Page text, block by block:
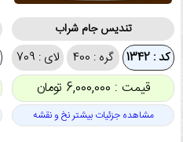
تندیس جام شراب
کد : 1342 گره : 400 لای : 709
قیمت : 6,000,000 تومان
مشاهده جزئیات بیشتر نخ و نقشه